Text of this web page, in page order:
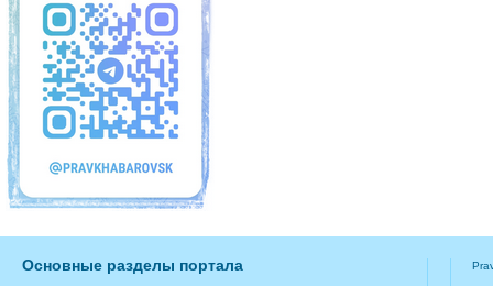
Основные разделы портала